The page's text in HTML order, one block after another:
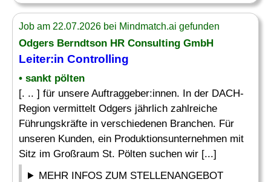
Job am 22.07.2026 bei Mindmatch.ai gefunden
Odgers Berndtson HR Consulting GmbH
Leiter:in Controlling
• sankt pölten
[. .. ] für unsere Auftraggeber:innen. In der DACH-
Region vermittelt Odgers jährlich zahlreiche
Führungskräfte in verschiedenen Branchen. Für
unseren Kunden, ein Produktionsunternehmen mit
Sitz im Großraum St. Pölten suchen wir [...]
MEHR INFOS ZUM STELLENANGEBOT